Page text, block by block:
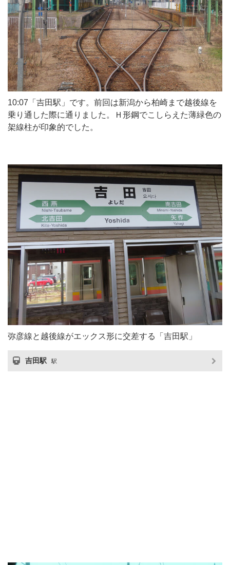
10:07「吉田駅」です。前回は新潟から柏崎まで越後線を
乗り通した際に通りました。Ｈ形鋼でこしらえた薄緑色の
架線柱が印象的でした。
弥彦線と越後線がエックス形に交差する「吉田駅」
吉田駅 駅